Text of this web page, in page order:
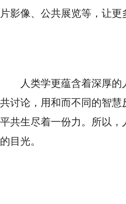
片影像、公共展览等，让
人类学更蕴含着深厚
共讨论，用和而不同的智
平共生尽着一份力。所以
的目光。